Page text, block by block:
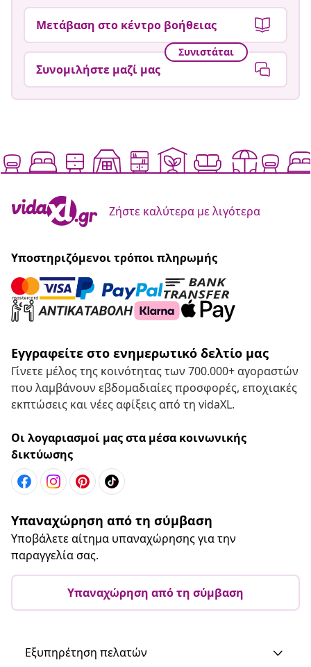
Μετάβαση στο κέντρο βοήθειας
Συνιστάται
Συνομιλήστε μαζί μας
Ζήστε καλύτερα με λιγότερα
Υποστηριζόμενοι τρόποι πληρωμής
Εγγραφείτε στο ενημερωτικό δελτίο μας
Γίνετε μέλος της κοινότητας των 700.000+ αγοραστών
που λαμβάνουν εβδομαδιαίες προσφορές, εποχιακές
εκπτώσεις και νέες αφίξεις από τη vidaXL.
Οι λογαριασμοί μας στα μέσα κοινωνικής
δικτύωσης
Υπαναχώρηση από τη σύμβαση
Υποβάλετε αίτημα υπαναχώρησης για την
παραγγελία σας.
Υπαναχώρηση από τη σύμβαση
Εξυπηρέτηση πελατών